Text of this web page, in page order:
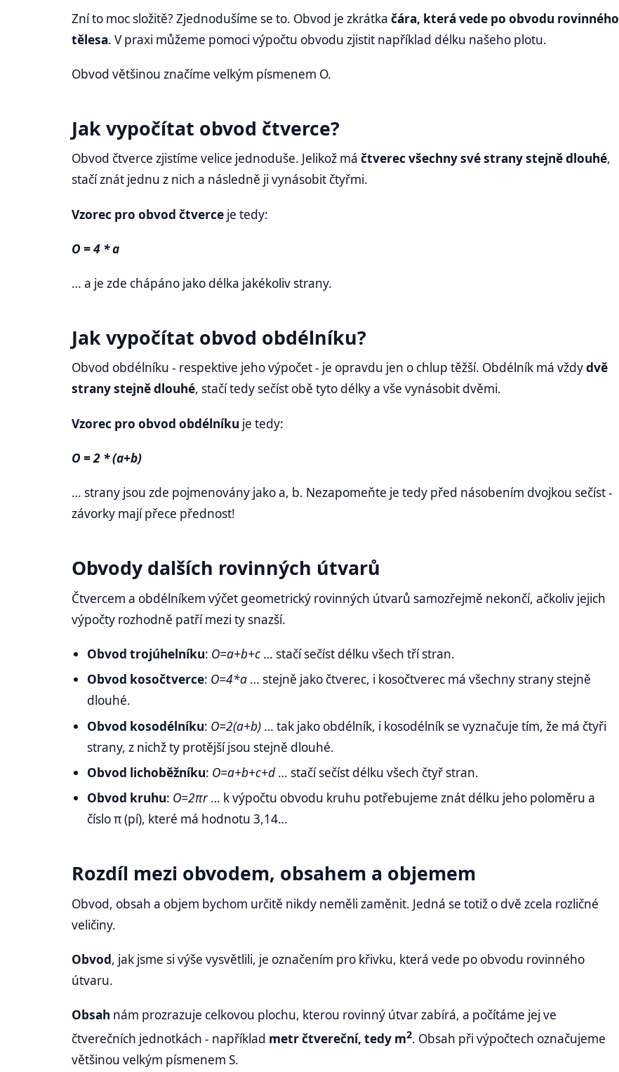
Zní to moc složitě? Zjednodušíme se to. Obvod je zkrátka čára, která vede po obvodu rovinného
tělesa. V praxi můžeme pomoci výpočtu obvodu zjistit například délku našeho plotu.
Obvod většinou značíme velkým písmenem O.
Jak vypočítat obvod čtverce?
Obvod čtverce zjistíme velice jednoduše. Jelikož má čtverec všechny své strany stejně dlouhé,
stačí znát jednu z nich a následně ji vynásobit čtyřmi.
Vzorec pro obvod čtverce je tedy:
O = 4 * a
… a je zde chápáno jako délka jakékoliv strany.
Jak vypočítat obvod obdélníku?
Obvod obdélníku - respektive jeho výpočet - je opravdu jen o chlup těžší. Obdélník má vždydvě
strany stejně dlouhé, stačí tedy sečíst obě tyto délky a vše vynásobit dvěmi.
Vzorec pro obvod obdélníku je tedy:
O = 2 * (a+b)
… strany jsou zde pojmenovány jako a, b. Nezapomeňte je tedy před násobením dvojkou sečíst -
závorky mají přece přednost!
Obvody dalších rovinných útvarů
Čtvercem a obdélníkem výčet geometrický rovinných útvarů samozřejmě nekončí, ačkoliv jejich
výpočty rozhodně patří mezi ty snazší.
Obvod trojúhelníku: O=a+b+c … stačí sečíst délku všech tří stran.
Obvod kosočtverce: O=4*a … stejně jako čtverec, i kosočtverec má všechny strany stejně
dlouhé.
Obvod kosodélníku: O=2(a+b) … tak jako obdélník, i kosodélník se vyznačuje tím, že má čtyři
strany, z nichž ty protější jsou stejně dlouhé.
Obvod lichoběžníku: O=a+b+c+d… stačí sečíst délku všech čtyř stran.
Obvod kruhu: O=2πr… k výpočtu obvodu kruhu potřebujeme znát délku jeho poloměru a
čísloπ (pí), které má hodnotu 3,14…
Rozdíl mezi obvodem, obsahem a objemem
Obvod, obsah a objem bychom určitě nikdy neměli zaměnit. Jedná se totiž o dvě zcela rozličné
veličiny.
Obvod, jak jsme si výše vysvětlili, je označením pro křivku, která vede po obvodu rovinného
útvaru.
Obsah nám prozrazuje celkovou plochu, kterou rovinný útvar zabírá, a počítáme jej ve
čtverečních jednotkách - například metr čtvereční, tedy m2. Obsah při výpočtech označujeme
většinou velkým písmenem S.